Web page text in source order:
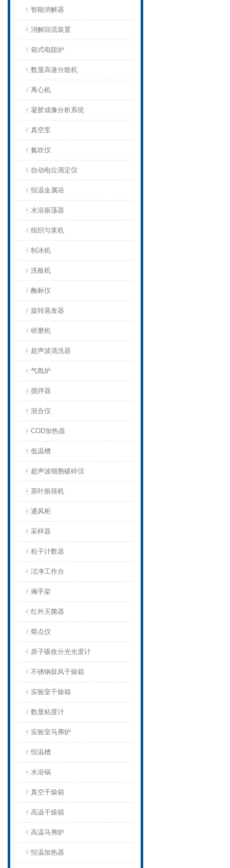
智能消解器
消解回流装置
箱式电阻炉
数显高速分散机
离心机
凝胶成像分析系统
真空泵
氮吹仪
自动电位滴定仪
恒温金属浴
水浴振荡器
组织匀浆机
制冰机
洗板机
酶标仪
旋转蒸发器
研磨机
超声波清洗器
气氛炉
搅拌器
混合仪
COD加热器
低温槽
超声波细胞破碎仪
茶叶振筛机
通风柜
采样器
粒子计数器
洁净工作台
搁手架
红外灭菌器
熔点仪
原子吸收分光光度计
不锈钢鼓风干燥箱
实验室干燥箱
数显粘度计
实验室马弗炉
恒温槽
水浴锅
真空干燥箱
高温干燥箱
高温马弗炉
恒温加热器